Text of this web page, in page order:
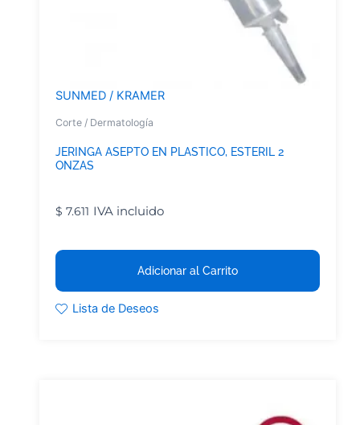
SUNMED / KRAMER
Corte / Dermatología
JERINGA ASEPTO EN PLASTICO, ESTERIL 2
ONZAS
$ 7.611 IVA incluido
Adicionar al Carrito
Lista de Deseos